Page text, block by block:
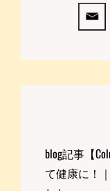
blog記事【
て健康に！